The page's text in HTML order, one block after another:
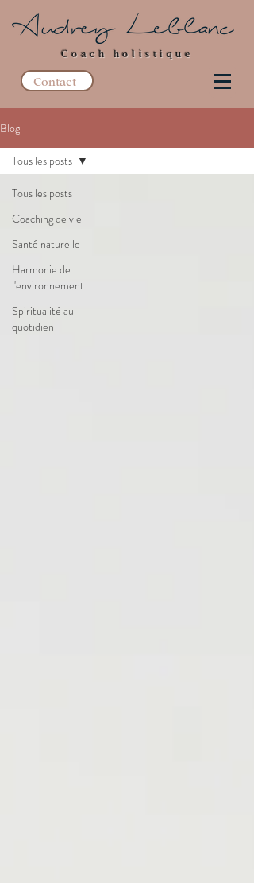
Coach holistique
Contact
Blog
Tous les posts
Coaching de vie
Santé naturelle
Harmonie de
l'environnement
Spiritualité au
quotidien
Tous les posts